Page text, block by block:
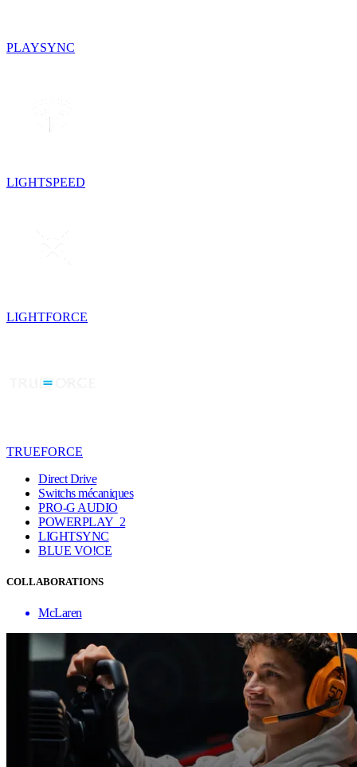
PLAYSYNC
LIGHTSPEED
LIGHTFORCE
TRUEFORCE
Direct Drive
Switchs mécaniques
PRO-G AUDIO
POWERPLAY 2
LIGHTSYNC
BLUE VO!CE
COLLABORATIONS
McLaren